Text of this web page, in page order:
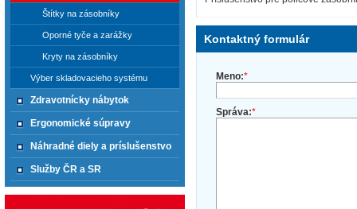
Kontaktný formulár
Meno:*
Správa:*
Štítky na zásobníky
Oporné tyče a zarážky
Kryty na zásobníky
Výber skladovacieho systému
Zdravotnícky nábytok
Ergonomické súpravy
Náhradné diely a príslušenstvo
Služby ČR a SR